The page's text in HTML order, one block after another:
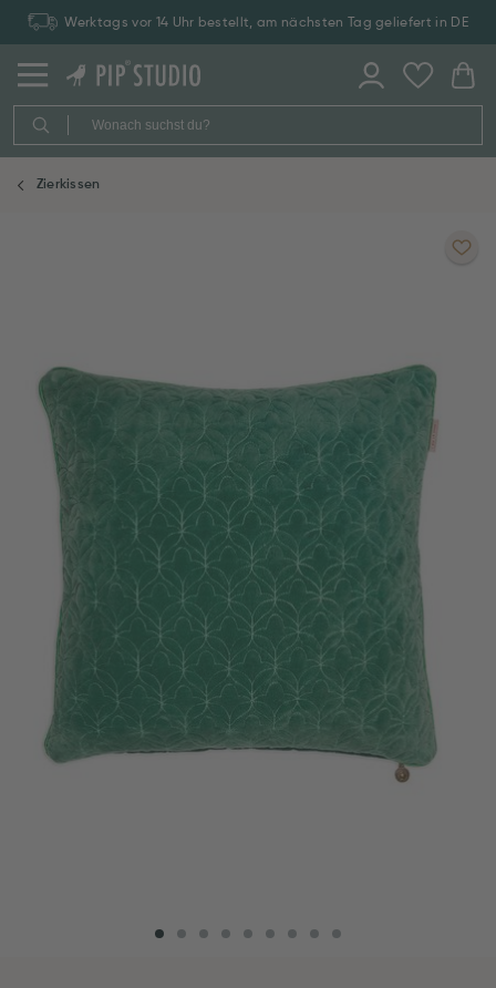
Werktags vor 14 Uhr bestellt, am nächsten Tag geliefert in DE
Zierkissen